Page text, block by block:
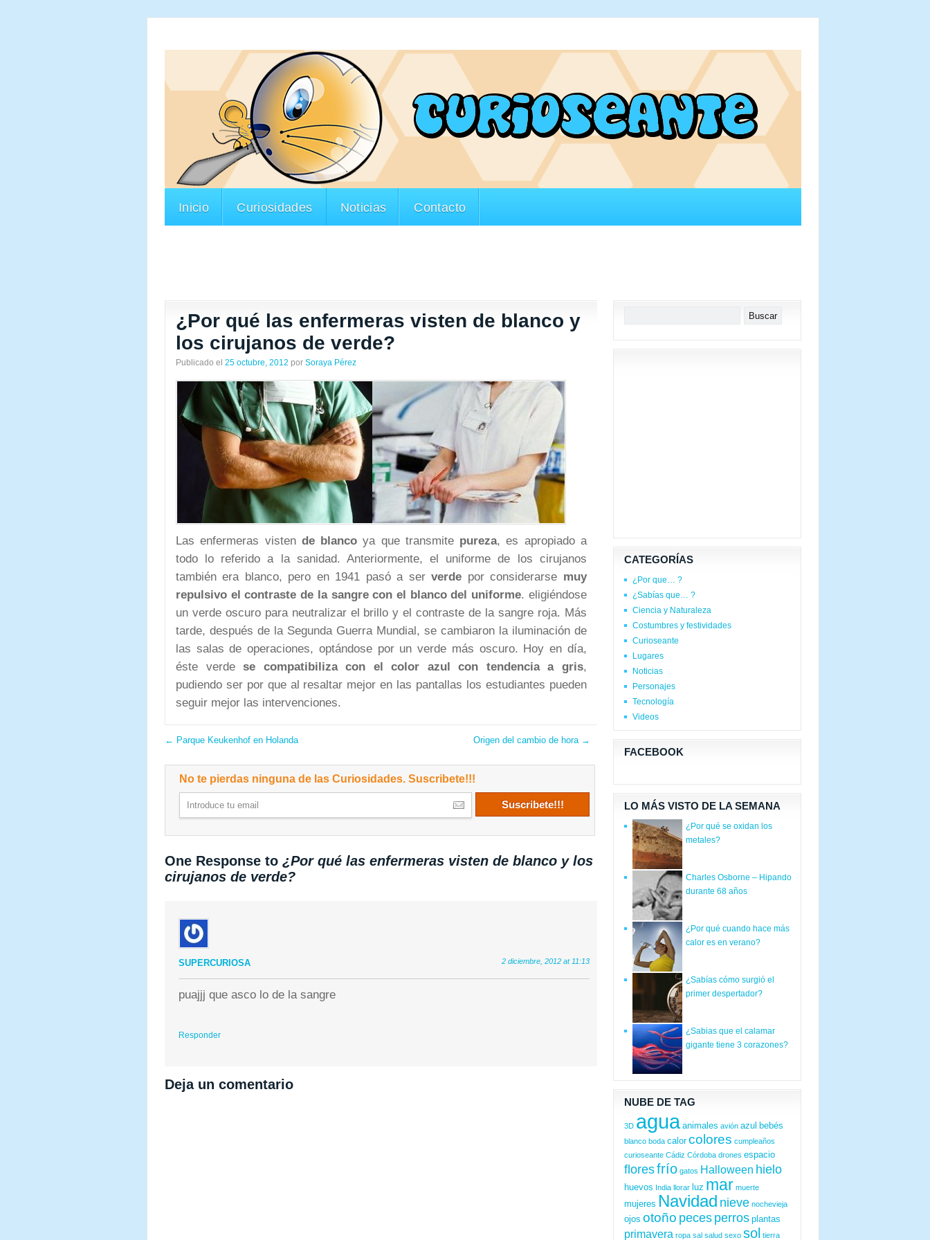
Inicio Curiosidades Noticias Contacto
¿Por qué las enfermeras visten de blanco y
los cirujanos de verde?
Publicado el 25 octubre, 2012 por Soraya Pérez
Las enfermeras visten de blanco ya que transmite pureza, es apropiado a
todo lo referido a la sanidad. Anteriormente, el uniforme de los cirujanos
también era blanco, pero en 1941 pasó a serverde por considerarse muy
repulsivo el contraste de la sangre con el blanco del uniforme. eligiéndose
un verde oscuro para neutralizar el brillo y el contraste de la sangre roja. Más
tarde, después de la Segunda Guerra Mundial, se cambiaron la iluminación de
las salas de operaciones, optándose por un verde más oscuro. Hoy en día,
éste verdese compatibiliza con el color azul con tendencia a gris,
pudiendo ser por que al resaltar mejor en las pantallas los estudiantes pueden
seguir mejor las intervenciones.
← Parque Keukenhof en Holanda Origen del cambio de hora →
No te pierdas ninguna de las Curiosidades. Suscribete!!!
One Response to ¿Por qué las enfermeras visten de blanco y los
cirujanos de verde?
SUPERCURIOSA 2 diciembre, 2012 at 11:13
puajjj que asco lo de la sangre
Responder
Deja un comentario
CATEGORÍAS
¿Por que… ?
¿Sabías que… ?
Ciencia y Naturaleza
Costumbres y festividades
Curioseante
Lugares
Noticias
Personajes
Tecnología
Videos
FACEBOOK
LO MÁS VISTO DE LA SEMANA
¿Por qué se oxidan los
metales?
Charles Osborne – Hipando
durante 68 años
¿Por qué cuando hace más
calor es en verano?
¿Sabías cómo surgió el
primer despertador?
¿Sabias que el calamar
gigante tiene 3 corazones?
NUBE DE TAG
3D agua animales avión azul bebés
blanco boda calor colores cumpleaños
curioseante Cádiz Córdoba drones espacio
floresfrío gatos Halloween hielo
huevos India llorar luz mar muerte
mujeres Navidad nieve nochevieja
ojos otoño peces perros plantas
primavera ropa sal salud sexo sol tierra